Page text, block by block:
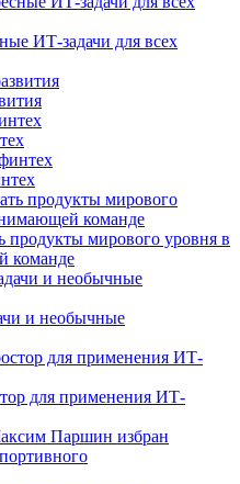
ИТ-задачи для всех
продукты мирового уровня в
команде
и необычные
для применения ИТ-